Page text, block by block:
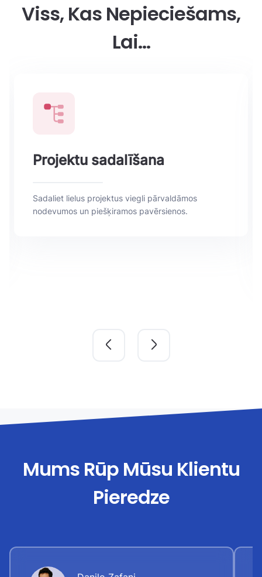
Viss, Kas Nepieciešams,
Lai…
Projektu sadalīšana
Sadaliet lielus projektus viegli pārvaldāmos
nodevumos un piešķiramos pavērsienos.
Mums Rūp Mūsu Klientu
Pieredze